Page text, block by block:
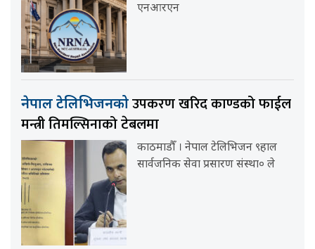
एनआरएन
नेपाल टेलिभिजनकोउपकरण खरिद काण्डको फाईल
मन्त्री तिमल्सिनाको टेबलमा
काठमाडौँ । नेपाल टेलिभिजन ९हाल
सार्वजनिक सेवा प्रसारण संस्था० ले